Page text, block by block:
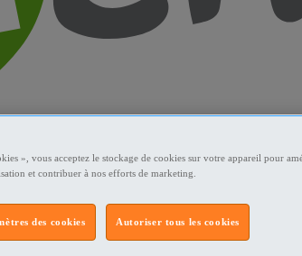
», vous acceptez le stockage de cookies sur votre appareil pour
et contribuer à nos efforts de marketing.
Autoriser tous les cookies
des cookies